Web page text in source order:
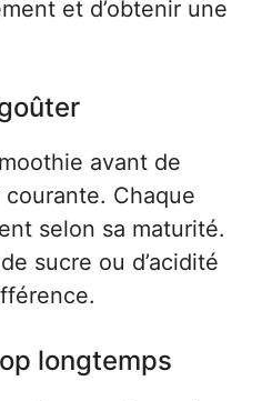
et d’obtenir une
avant de
Chaque
selon sa maturité.
sucre ou d’acidité
longtemps